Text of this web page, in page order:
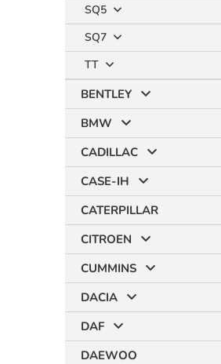
SQ5
SQ7
TT
BENTLEY
BMW
CADILLAC
CASE-IH
CATERPILLAR
CITROEN
CUMMINS
DACIA
DAF
DAEWOO